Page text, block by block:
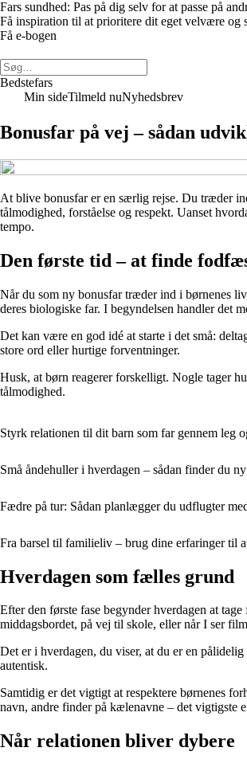
Fars sundhed: Pas på dig selv for at passe på
Få inspiration til at prioritere dit eget velvære og
Få e-bogen
Bedstefars
Min sideTilmeld nuNyhedsbrev
Bonusfar på vej – sådan
At blive bonusfar er en særlig rejse. Du træder
tålmodighed, forståelse og respekt. Uanset
tempo.
Den første tid – at finde
Når du som ny bonusfar træder ind i børnenes
deres biologiske far. I begyndelsen handler det
Det kan være en god idé at starte i det små:
store ord eller hurtige forventninger.
Husk, at børn reagerer forskelligt. Nogle tager
tålmodighed.
Styrk relationen til dit barn som far gennem leg
Små åndehuller i hverdagen – sådan finder du
Fædre på tur: Sådan planlægger du udflugter
Fra barsel til familieliv – brug dine erfaringer til
Hverdagen som fælles grund
Efter den første fase begynder hverdagen at
middagsbordet, på vej til skole, eller når I ser
Det er i hverdagen, du viser, at du er en
autentisk.
Samtidig er det vigtigt at respektere børnenes
navn, andre finder på kælenavne – det vigtigste
Når relationen bliver dybere